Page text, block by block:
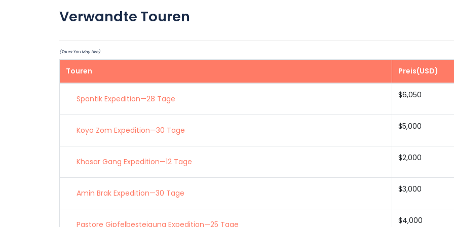
Verwandte Touren
(Tours You May Like)
Touren Preis(USD)
Spantik Expedition—28 Tage $6,050
Koyo Zom Expedition—30 Tage $5,000
Khosar Gang Expedition—12 Tage $2,000
Amin Brak Expedition—30 Tage $3,000
Pastore Gipfelbesteigung Expedition—25 Tage $4,000